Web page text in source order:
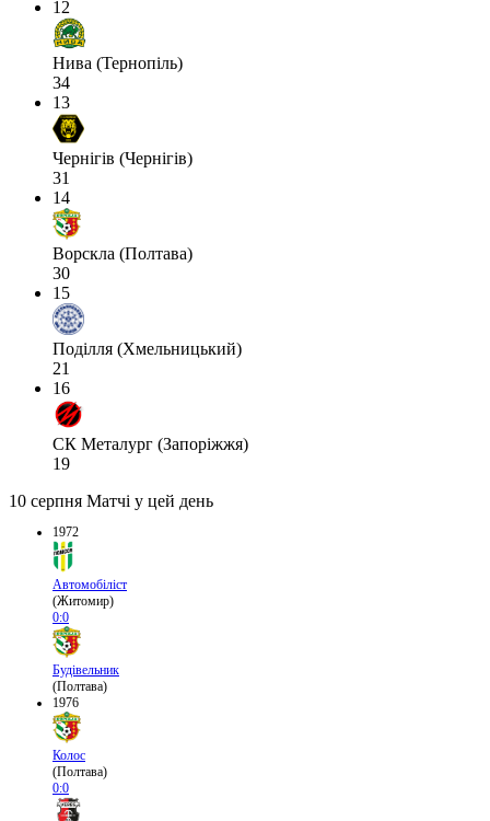
12
Нива (Тернопіль)
34
13
Чернігів (Чернігів)
31
14
Ворскла (Полтава)
30
15
Поділля (Хмельницький)
21
16
СК Металург (Запоріжжя)
19
10 серпня Матчі у цей день
1972
Автомобіліст
(Житомир)
0:0
Будівельник
(Полтава)
1976
Колос
(Полтава)
0:0